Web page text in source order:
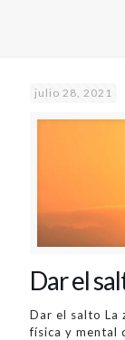
julio 28, 2021
Dar el
Dar el salto La
física y mental